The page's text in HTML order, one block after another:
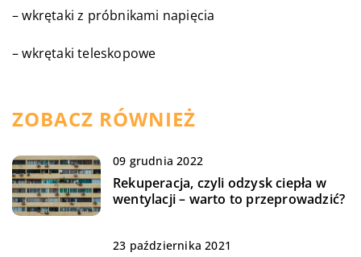
– wkrętaki z próbnikami napięcia
– wkrętaki teleskopowe
ZOBACZ RÓWNIEŻ
09 grudnia 2022
Rekuperacja, czyli odzysk ciepła w
wentylacji – warto to przeprowadzić?
23 października 2021